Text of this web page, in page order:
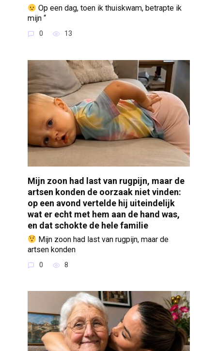
Op een dag, toen ik thuiskwam, betrapte ik
mijn “
0 13
Mijn zoon had last van rugpijn, maar de
artsen konden de oorzaak niet vinden:
op een avond vertelde hij uiteindelijk
wat er echt met hem aan de hand was,
en dat schokte de hele familie
Mijn zoon had last van rugpijn, maar de
artsen konden
0 8